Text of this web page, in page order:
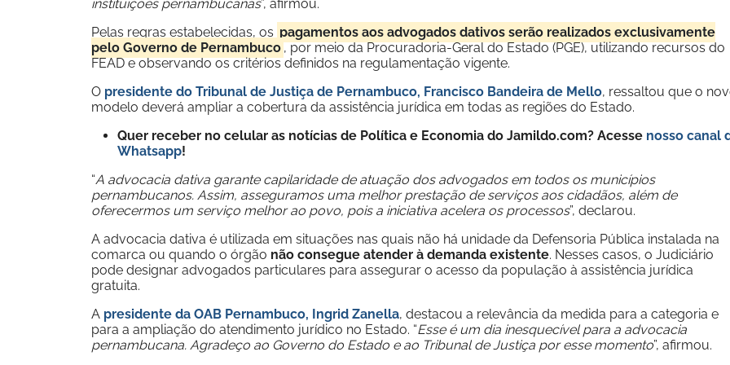
instituições pernambucanas”, afirmou.
Pelas regras estabelecidas, os pagamentos aos advogados dativos serão realizados exclusivamente
pelo Governo de Pernambuco, por meio da Procuradoria-Geral do Estado (PGE), utilizando recursos do
FEAD e observando os critérios definidos na regulamentação vigente.
O presidente do Tribunal de Justiça de Pernambuco, Francisco Bandeira de Mello, ressaltou que o
modelo deverá ampliar a cobertura da assistência jurídica em todas as regiões do Estado.
Quer receber no celular as notícias de Política e Economia do Jamildo.com? Acesse nosso canal
Whatsapp!
“A advocacia dativa garante capilaridade de atuação dos advogados em todos os municípios
pernambucanos. Assim, asseguramos uma melhor prestação de serviços aos cidadãos, além de
oferecermos um serviço melhor ao povo, pois a iniciativa acelera os processos”, declarou.
A advocacia dativa é utilizada em situações nas quais não há unidade da Defensoria Pública instalada na
comarca ou quando o órgão não consegue atender à demanda existente. Nesses casos, o Judiciário
pode designar advogados particulares para assegurar o acesso da população à assistência jurídica
gratuita.
A presidente da OAB Pernambuco, Ingrid Zanella, destacou a relevância da medida para a categoria e
para a ampliação do atendimento jurídico no Estado. “Esse é um dia inesquecível para a advocacia
pernambucana. Agradeço ao Governo do Estado e ao Tribunal de Justiça por esse momento”, afirmou.